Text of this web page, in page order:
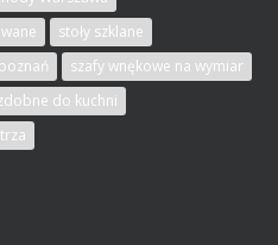
stoły szklane
szafy wnękowe na wymiar
do kuchni